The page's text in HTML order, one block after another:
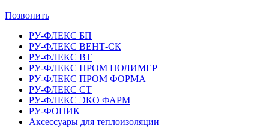
Позвонить
РУ-ФЛЕКС БП
РУ-ФЛЕКС ВЕНТ-СК
РУ-ФЛЕКС ВТ
РУ-ФЛЕКС ПРОМ ПОЛИМЕР
РУ-ФЛЕКС ПРОМ ФОРМА
РУ-ФЛЕКС СТ
РУ-ФЛЕКС ЭКО ФАРМ
РУ-ФОНИК
Аксессуары для теплоизоляции